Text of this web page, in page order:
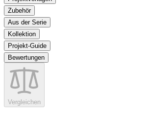
Zubehör
Aus der Serie
Kollektion
Projekt-Guide
Bewertungen
Vergleichen